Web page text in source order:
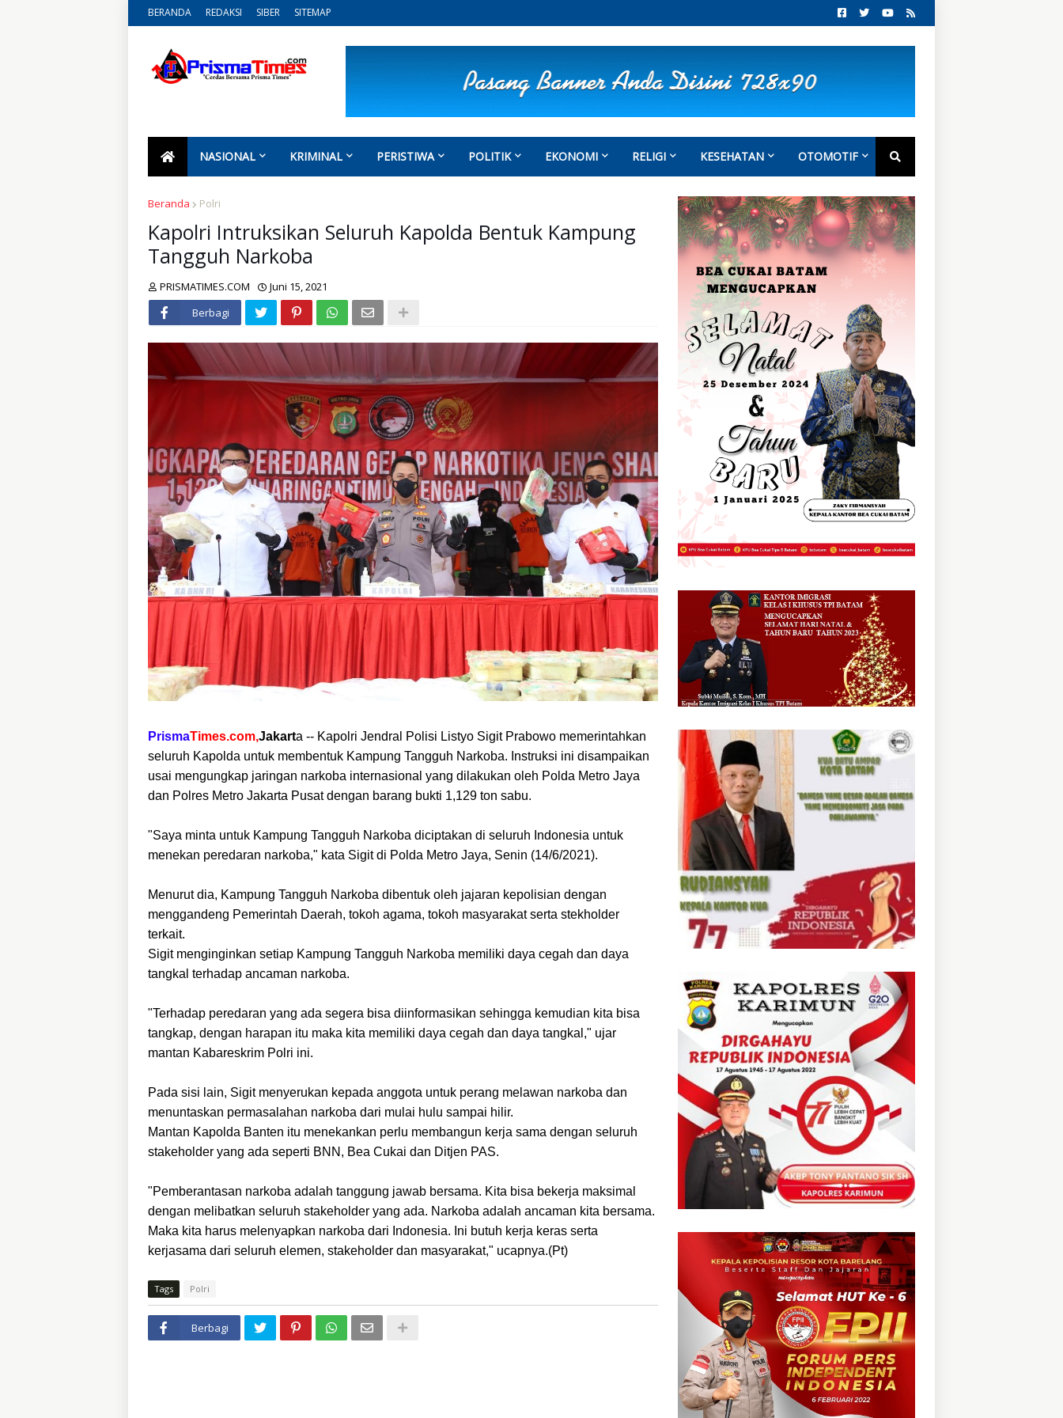
BERANDA REDAKSI SIBER SITEMAP
NASIONAL KRIMINAL PERISTIWA POLITIK EKONOMI RELIGI KESEHATAN OTOMOTIF
Beranda Polri
Kapolri Intruksikan Seluruh Kapolda Bentuk Kampung
Tangguh Narkoba
PRISMATIMES.COM
Juni 15, 2021
Berbagi
PrismaTimes.com,Jakarta -- Kapolri Jendral Polisi Listyo Sigit Prabowo memerintahkan
seluruh Kapolda untuk membentuk Kampung Tangguh Narkoba. Instruksi ini disampaikan
usai mengungkap jaringan narkoba internasional yang dilakukan oleh Polda Metro Jaya
dan Polres Metro Jakarta Pusat dengan barang bukti 1,129 ton sabu.
"Saya minta untuk Kampung Tangguh Narkoba diciptakan di seluruh Indonesia untuk
menekan peredaran narkoba," kata Sigit di Polda Metro Jaya, Senin (14/6/2021).
Menurut dia, Kampung Tangguh Narkoba dibentuk oleh jajaran kepolisian dengan
menggandeng Pemerintah Daerah, tokoh agama, tokoh masyarakat serta stekholder
terkait.
Sigit menginginkan setiap Kampung Tangguh Narkoba memiliki daya cegah dan daya
tangkal terhadap ancaman narkoba.
"Terhadap peredaran yang ada segera bisa diinformasikan sehingga kemudian kita bisa
tangkap, dengan harapan itu maka kita memiliki daya cegah dan daya tangkal," ujar
mantan Kabareskrim Polri ini.
Pada sisi lain, Sigit menyerukan kepada anggota untuk perang melawan narkoba dan
menuntaskan permasalahan narkoba dari mulai hulu sampai hilir.
Mantan Kapolda Banten itu menekankan perlu membangun kerja sama dengan seluruh
stakeholder yang ada seperti BNN, Bea Cukai dan Ditjen PAS.
"Pemberantasan narkoba adalah tanggung jawab bersama. Kita bisa bekerja maksimal
dengan melibatkan seluruh stakeholder yang ada. Narkoba adalah ancaman kita bersama.
Maka kita harus melenyapkan narkoba dari Indonesia. Ini butuh kerja keras serta
kerjasama dari seluruh elemen, stakeholder dan masyarakat," ucapnya.(Pt)
Tags Polri
Berbagi